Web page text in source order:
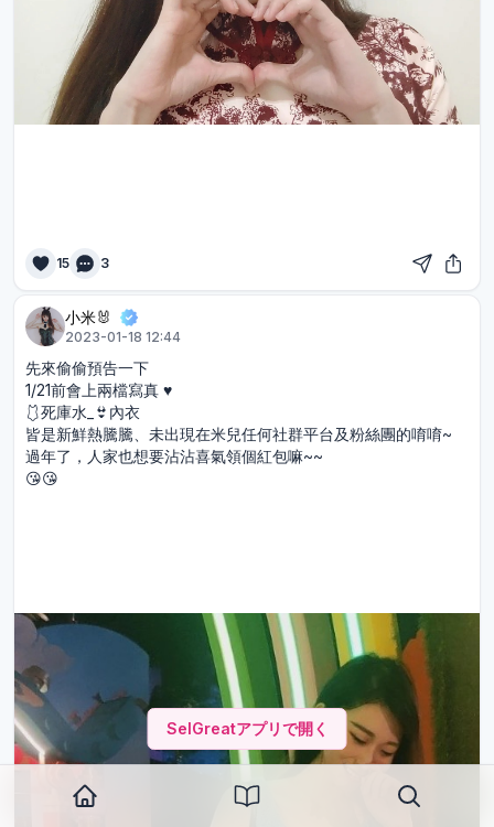
SelGreatアプリで開く
15 3
小米🐰
2023-01-18 12:44
先來偷偷預告一下
1/21前會上兩檔寫真 ♥️
🩱死庫水_👙內衣
皆是新鮮熱騰騰、未出現在米兒任何社群平台及粉絲團的唷唷~
過年了，人家也想要沾沾喜氣領個紅包嘛~~
😘😘